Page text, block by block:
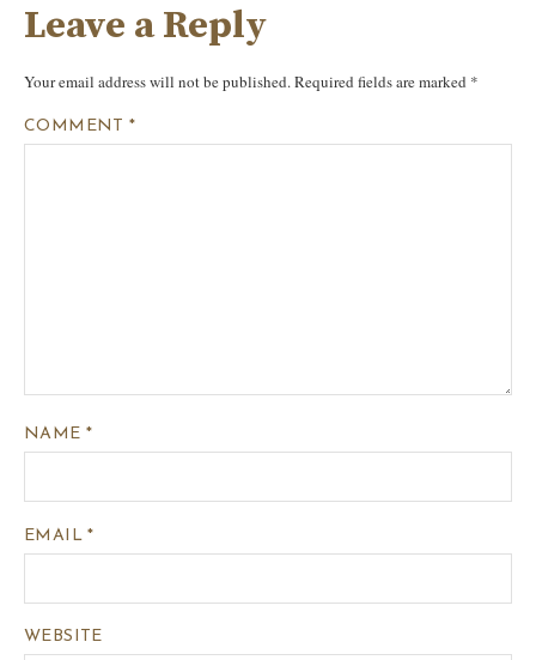
Leave a Reply
Your email address will not be published. Required fields are marked *
COMMENT*
NAME *
EMAIL*
WEBSITE